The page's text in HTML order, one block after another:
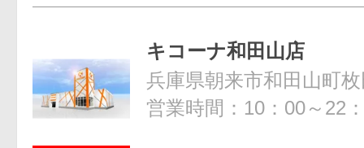
キコーナ和田山店
兵庫県朝来市和田山町
営業時間：10：00～22